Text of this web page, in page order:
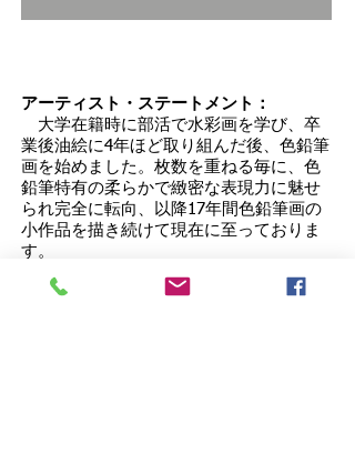
アーティスト・ステートメント：
大学在籍時に部活で水彩画を学び、卒
業後油絵に4年ほど取り組んだ後、色鉛筆
画を始めました。枚数を重ねる毎に、色
鉛筆特有の柔らかで緻密な表現力に魅せ
られ完全に転向、以降17年間色鉛筆画の
小作品を描き続けて現在に至っておりま
す。
風景や花等から得られた素直な感動
を、気張らず呼吸をするように描き続